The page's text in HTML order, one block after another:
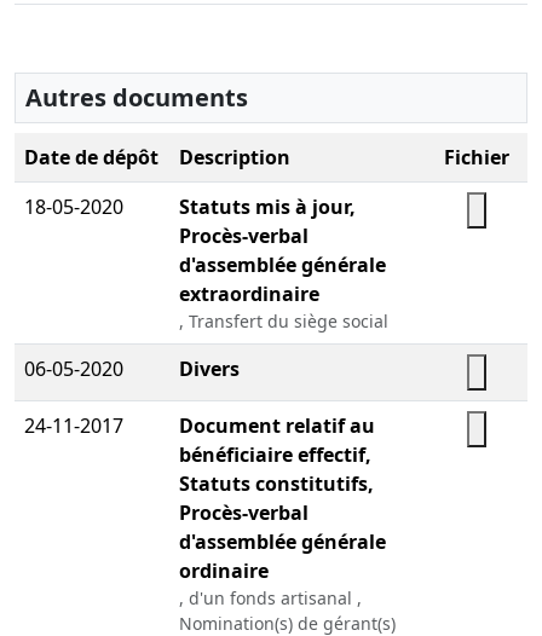
Autres documents
Date de dépôt Description
Fichier
18-05-2020
Statuts mis à jour,
Procès-verbal
d'assemblée générale
extraordinaire
, Transfert du siège social
06-05-2020
Divers
24-11-2017
Document relatif au
bénéficiaire effectif,
Statuts constitutifs,
Procès-verbal
d'assemblée générale
ordinaire
, d'un fonds artisanal ,
Nomination(s) de gérant(s)